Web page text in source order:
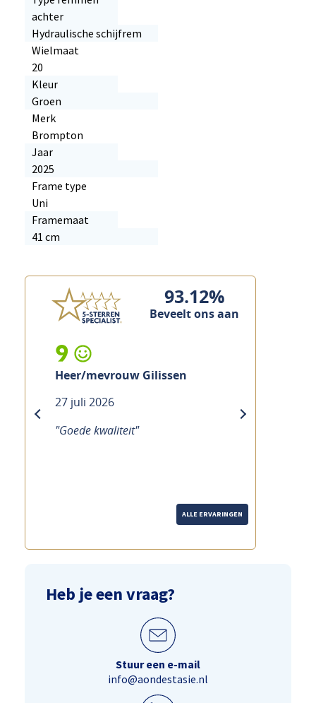
achter
Hydraulische schijfrem
Wielmaat
20
Kleur
Groen
Merk
Brompton
Jaar
2025
Frame type
Uni
Framemaat
41 cm
93.12%
Beveelt ons aan
9
Heer/mevrouw Gilissen
27 juli 2026
"Goede kwaliteit"
next
ALLE ERVARINGEN
Heb je een vraag?
Stuur een e-mail
info@aondestasie.nl